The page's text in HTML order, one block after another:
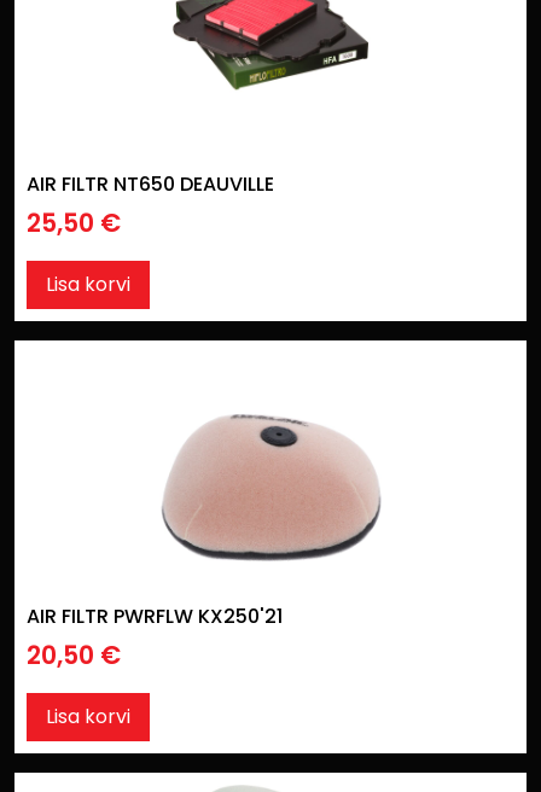
AIR FILTR NT650 DEAUVILLE
25,50 €
Lisa korvi
AIR FILTR PWRFLW KX250'21
20,50 €
Lisa korvi